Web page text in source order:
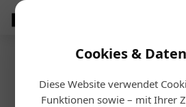
Cookies &
Diese Website verwendet
Funktionen sowie – mit Ihrer
Firmenverzeichnis › Franz Nuschei KG
Franz Nuschei